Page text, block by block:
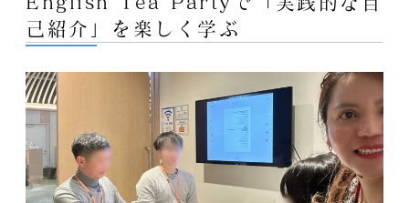
己紹介」を楽しく学ぶ